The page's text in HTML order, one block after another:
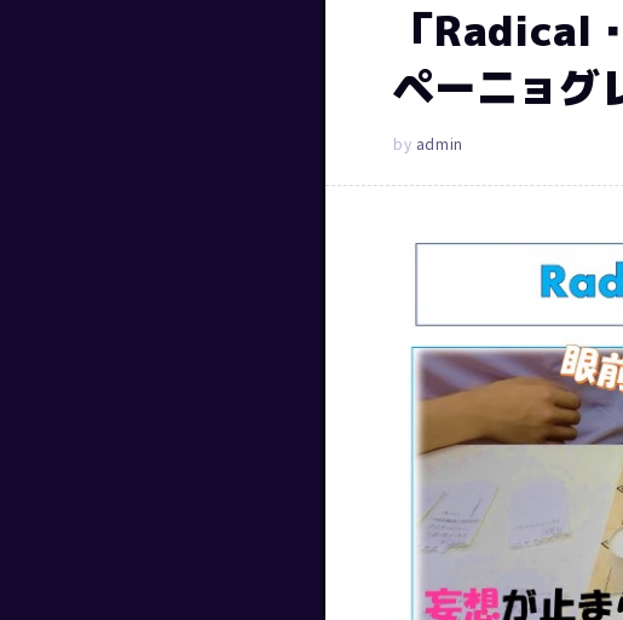
「Radical
ペーニョグ
admin